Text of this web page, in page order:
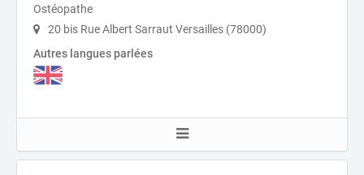
Ostéopathe
20 bis Rue Albert Sarraut Versailles (78000)
Autres langues parlées